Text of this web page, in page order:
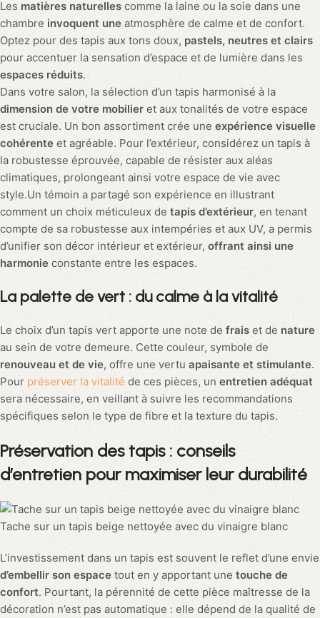
Lesmatières naturelles comme la laine ou la soie dans une
chambreinvoquent une atmosphère de calme et de confort.
Optez pour des tapis aux tons doux, pastels, neutres et clairs
pour accentuer la sensation d’espace et de lumière dans les
espaces réduits.
Dans votre salon, la sélection d’un tapis harmonisé à la
dimension de votre mobilier et aux tonalités de votre espace
est cruciale. Un bon assortiment crée une expérience visuelle
cohérente et agréable. Pour l’extérieur, considérez un tapis à
la robustesse éprouvée, capable de résister aux aléas
climatiques, prolongeant ainsi votre espace de vie avec
style.Un témoin a partagé son expérience en illustrant
comment un choix méticuleux de tapis d’extérieur, en tenant
compte de sa robustesse aux intempéries et aux UV, a permis
d’unifier son décor intérieur et extérieur, offrant ainsi une
harmonie constante entre les espaces.
La palette de vert : du calme à la vitalité
Le choix d’un tapis vert apporte une note de frais et de nature
au sein de votre demeure. Cette couleur, symbole de
renouveau et de vie, offre une vertu apaisante et stimulante.
Pour préserver la vitalité de ces pièces, un entretien adéquat
sera nécessaire, en veillant à suivre les recommandations
spécifiques selon le type de fibre et la texture du tapis.
Préservation des tapis : conseils
d’entretien pour maximiser leur durabilité
Tache sur un tapis beige nettoyée avec du vinaigre blanc
L’investissement dans un tapis est souvent le reflet d’une envie
d’embellir son espace tout en y apportant une touche de
confort. Pourtant, la pérennité de cette pièce maîtresse de la
décoration n’est pas automatique : elle dépend de la qualité de